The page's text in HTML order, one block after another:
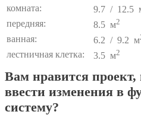
комната: 9.7 / 12.5
передняя: 8.5 м2
ванная: 6.2 / 9.2 м
лестничная клетка: 3.5 м2
Вам нравится проект,
ввести изменения в
систему?